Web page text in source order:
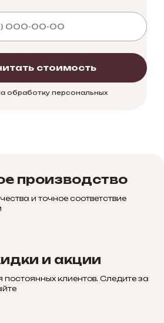
обработку персональных
стоимость
производство
и точное соответствие
и акции
клиентов. Следите за